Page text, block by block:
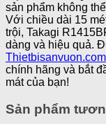
sản phẩm không
Với chiều dài 15
trội, Takagi
dàng và hiệu quả.
Thietbisanvuon.com
chính hãng và bắt
mát của bạn!
Sản phẩm